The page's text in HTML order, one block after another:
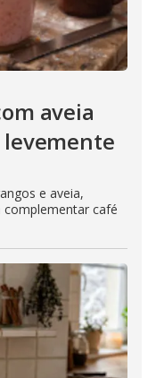
aveia
levemente
e aveia,
café